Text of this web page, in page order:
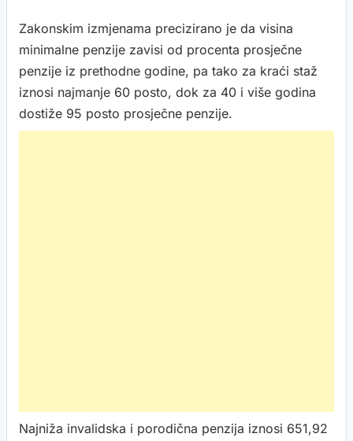
Zakonskim izmjenama precizirano je da visina
minimalne penzije zavisi od procenta prosječne
penzije iz prethodne godine, pa tako za kraći staž
iznosi najmanje 60 posto, dok za 40 i više godina
dostiže 95 posto prosječne penzije.
Najniža invalidska i porodična penzija iznosi 651,92